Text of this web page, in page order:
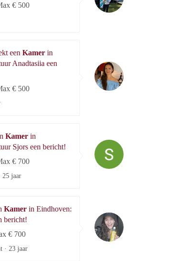
€ 500
een Kamer in
Anadtasiia een
€ 500
Kamer in
Sjors een bericht!
€ 700
25 jaar
Kamer in Eindhoven:
bericht!
€ 700
· 23 jaar